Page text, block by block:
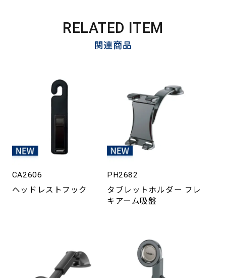
RELATED ITEM
関連商品
CA2606
ヘッドレストフック
PH2682
タブレットホルダー フレ
キアーム吸盤